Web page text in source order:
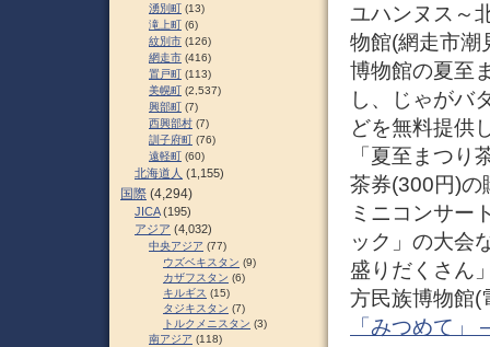
ユハンヌス～
物館(網走市潮
博物館の夏至
し、じゃがバ
どを無料提供
「夏至まつ
茶券(300円)の
ミニコンサー
ック」の大会
盛りだくさん
方民族博物館(
「みつめて」
湧別町 (13)
滝上町 (6)
紋別市 (126)
網走市 (416)
置戸町 (113)
美幌町 (2,537)
興部町 (7)
西興部村 (7)
訓子府町 (76)
遠軽町 (60)
北海道人 (1,155)
国際 (4,294)
JICA(195)
アジア (4,032)
中央アジア (77)
ウズベキスタン (9)
カザフスタン (6)
キルギス (15)
タジキスタン (7)
トルクメニスタン (3)
南アジア (118)